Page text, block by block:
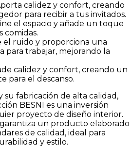
calidez y confort, creando
para recibir a tus invitados.
el espacio y añade un toque
comidas.
el ruido y proporciona una
para trabajar, mejorando la
calidez y confort, creando un
para el descanso.
su fabricación de alta calidad,
BESNI es una inversión
proyecto de diseño interior.
un producto elaborado
de calidad, ideal para
y estilo.